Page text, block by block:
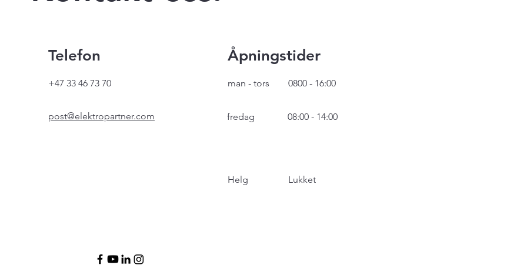
Telefon
+47 33 46 73 70
post@elektropartner.com
Åpningstider
man - tors 0800 - 16:00
fredag 08:00 - 14:00
Helg Lukket